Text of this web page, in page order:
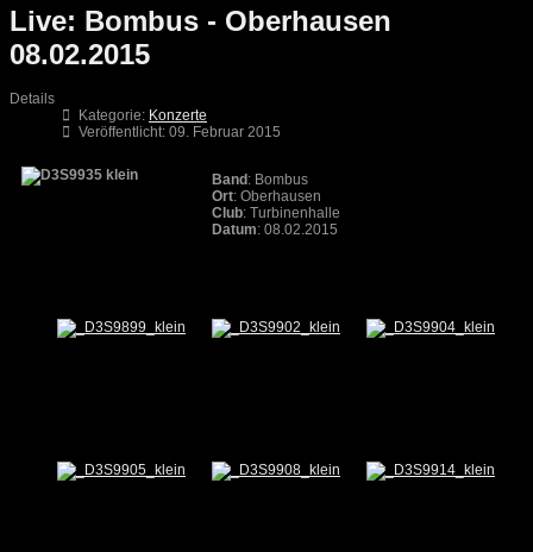
Live: Bombus - Oberhausen
08.02.2015
Details
Kategorie: Konzerte
Veröffentlicht: 09. Februar 2015
Band : Bombus
Ort: Oberhausen
Club: Turbinenhalle
Datum: 08.02.2015